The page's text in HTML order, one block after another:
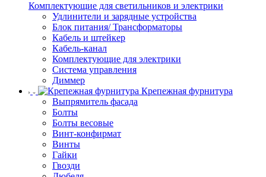
Комплектующие для светильников и электрики
Удлинители и зарядные устройства
Блок питания/ Трансформаторы
Кабель и штейкер
Кабель-канал
Комплектующие для электрики
Система управления
Диммер
Крепежная фурнитура
Выпрямитель фасада
Болты
Болты весовые
Винт-конфирмат
Винты
Гайки
Гвозди